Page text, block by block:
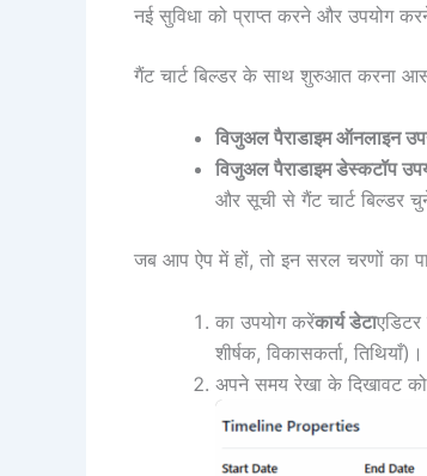
नई सुविधा को प्राप्त करने और उपयोग
गैंट चार्ट बिल्डर के साथ शुरुआत करना
विजुअल पैराडाइम ऑनलाइन
विजुअल पैराडाइम डेस्कटॉप
और सूची से गैंट चार्ट बिल्डर
जब आप ऐप में हों, तो इन सरल चरणों का
का उपयोग करेंकार्य डेटा
शीर्षक, विकासकर्ता, तिथियाँ)।
अपने समय रेखा के दिखावट